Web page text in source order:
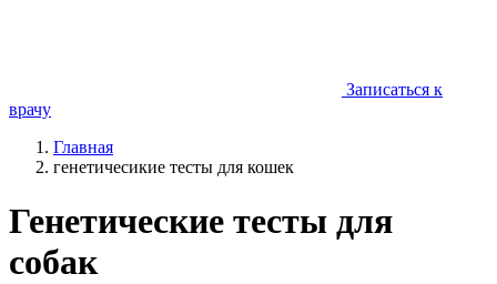
Записаться к
врачу
Главная
генетичесикие тесты для кошек
Генетические тесты для
собак